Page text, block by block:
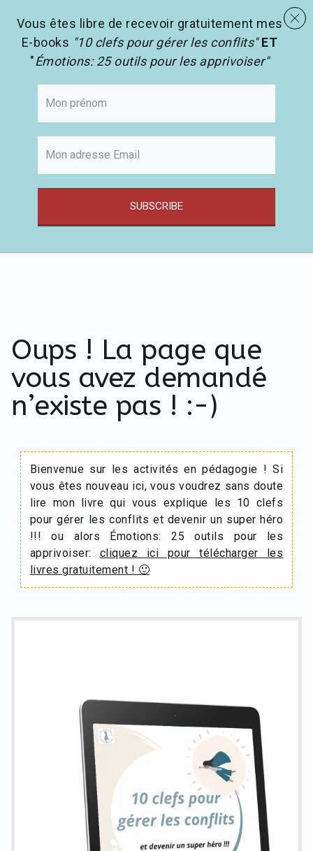
menu Les activités en pédagogie search
Oups ! La page que
vous avez demandé
n’existe pas ! :-)
Bienvenue sur les activités en pédagogie ! Si
vous êtes nouveau ici, vous voudrez sans doute
lire mon livre qui vous explique les 10 clefs
pour gérer les conflits et devenir un super héro
!!! ou alors Émotions: 25 outils pour les
apprivoiser: cliquez ici pour télécharger les
livres gratuitement ! 🙂
Vous êtes libre de recevoir gratuitement mes
E-books "10 clefs pour gérer les conflits" ET
"Émotions: 25 outils pour les apprivoiser"
SUBSCRIBE